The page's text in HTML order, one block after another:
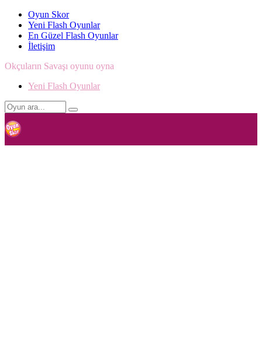
Oyun Skor
Yeni Flash Oyunlar
En Güzel Flash Oyunlar
İletişim
Okçuların Savaşı oyunu oyna
Yeni Flash Oyunlar